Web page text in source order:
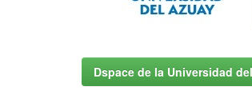
Dspace de la Universidad